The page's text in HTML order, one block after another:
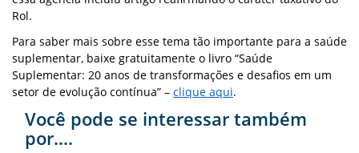
Rol.
Para saber mais sobre esse tema tão importante para a saúde
suplementar, baixe gratuitamente o livro “Saúde
Suplementar: 20 anos de transformações e desafios em um
setor de evolução contínua” – clique aqui.
Você pode se interessar também
por....